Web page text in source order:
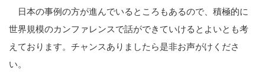
日本の事例の方が進んでいるところもあるので、積極的に
世界規模のカンファレンスで話ができていけるとよいとも考
えております。チャンスありましたら是非お声がけくださ
い。